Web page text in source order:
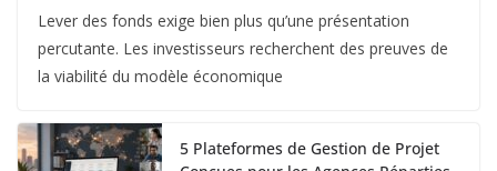
Lever des fonds exige bien plus qu’une présentation
percutante. Les investisseurs recherchent des preuves de
la viabilité du modèle économique
5 Plateformes de Gestion de Projet